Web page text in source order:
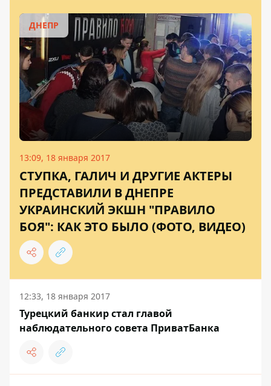
ДНЕПР
13:09, 18 января 2017
СТУПКА, ГАЛИЧ И ДРУГИЕ АКТЕРЫ
ПРЕДСТАВИЛИ В ДНЕПРЕ
УКРАИНСКИЙ ЭКШН "ПРАВИЛО
БОЯ": КАК ЭТО БЫЛО (ФОТО, ВИДЕО)
12:33, 18 января 2017
Турецкий банкир стал главой
наблюдательного совета ПриватБанка